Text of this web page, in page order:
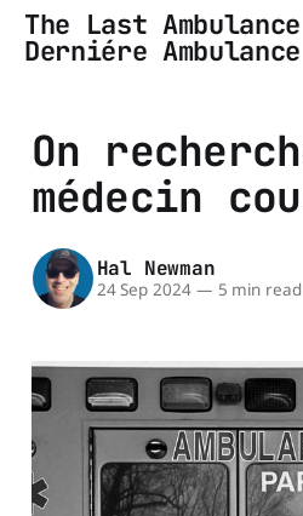
The Last
Derniére Ambulance
On
médecin
Hal Newman
24 Sep 2024 — 5 min read